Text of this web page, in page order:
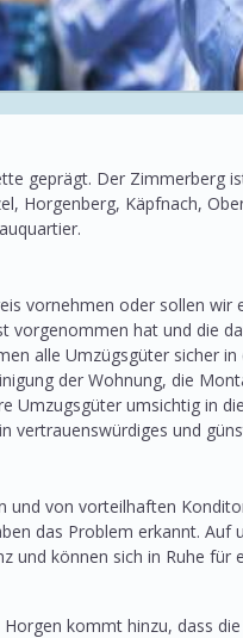
geprägt. Der Zimmerberg
Horgenberg, Käpfnach,
vornehmen oder sollen wir
vorgenommen hat und die
alle Umzügsgüter sicher in
der Wohnung, die
Umzugsgüter umsichtig in
vertrauenswürdiges und
von vorteilhaften
das Problem erkannt.
können sich in Ruhe
kommt hinzu, dass